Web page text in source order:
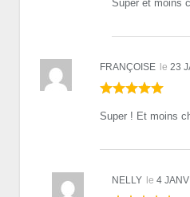
Super et moins
FRANÇOISE le 23
Super ! Et moins
NELLY le 4